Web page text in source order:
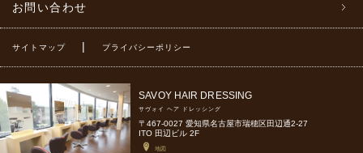
お問い合わせ
サイトマップ | プライバシーポリシー
SAVOY HAIR DRESSING
サヴォイ ヘア ドレッシング
〒467-0027 愛知県名古屋市瑞穂区田辺通2-27
ITO 田辺ビル 2F
地図